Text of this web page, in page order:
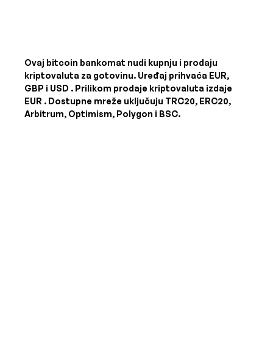
Ovaj bitcoin bankomat nudi kupnju i prodaju
kriptovaluta za gotovinu. Uređaj prihvaća EUR,
GBP i USD . Prilikom prodaje kriptovaluta izdaje
EUR . Dostupne mreže uključuju TRC20, ERC20,
Arbitrum, Optimism, Polygon i BSC.